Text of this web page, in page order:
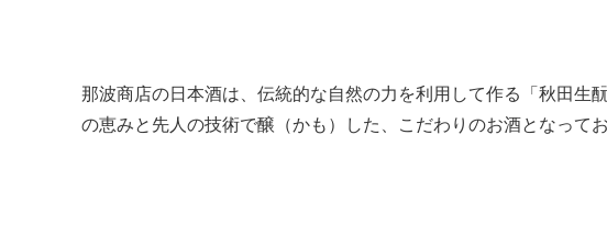
那波商店の日本酒は、伝統的な自然の力を利用して作る「秋田生
の恵みと先人の技術で醸（かも）した、こだわりのお酒となってお